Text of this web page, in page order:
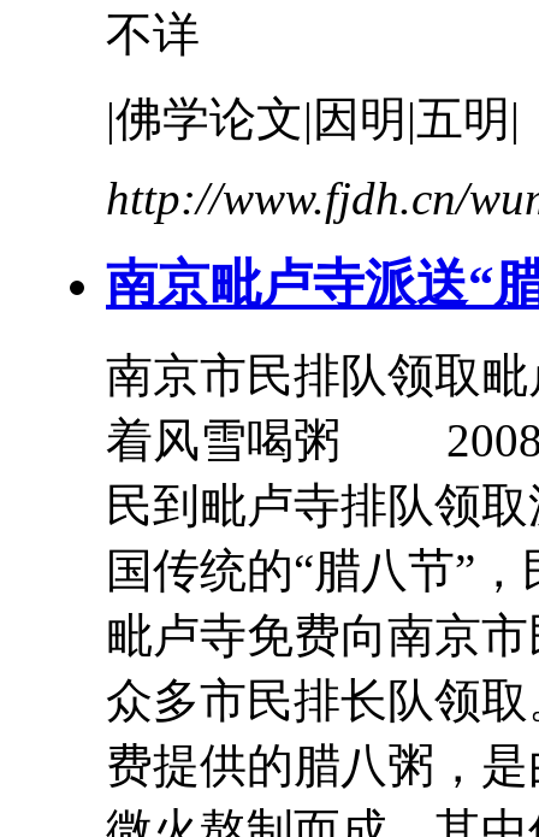
不详
|佛学论文|因明|五明|
http://www.fjdh.cn/
南京毗卢寺派送“
南京市民排队领取
着风雪喝粥 2008
民到毗卢寺排队
国传统的“腊八节”
毗卢寺免费向南京
众多市民排长队领
费提供的腊八粥，是